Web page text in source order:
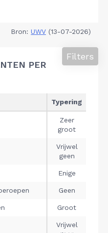
Bron: UWV (13-07-2026)
PER
Filters